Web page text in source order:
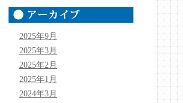
2025年9月
2025年3月
2025年2月
2025年1月
2024年3月